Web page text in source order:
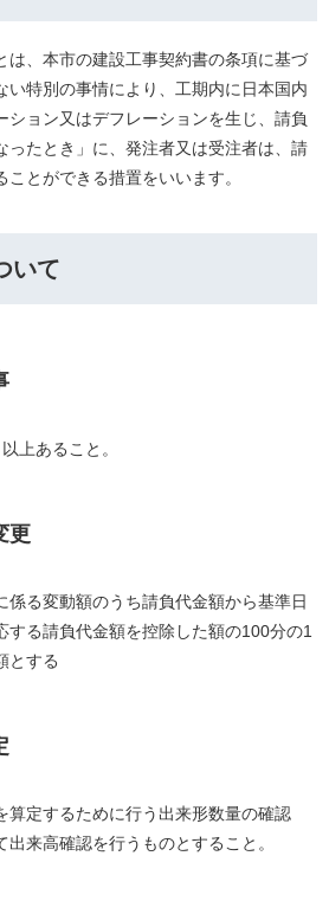
、本市の建設工事契約書の条項に基づ
い特別の事情により、工期内に日本国内
ション又はデフレーションを生じ、請負
ったとき」に、発注者又は受注者は、請
とができる措置をいいます。
いて
上あること。
更
係る変動額のうち請負代金額から基準日
する請負代金額を控除した額の100分の1
とする
算定するために行う出来形数量の確認
来高確認を行うものとすること。